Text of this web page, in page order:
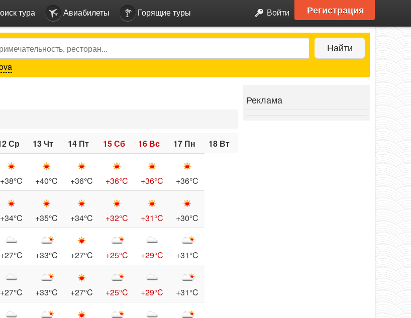
тура Авиабилеты Горящие туры Войти Регистрация
Найти
Ср 13 Чт 14 Пт 15 Сб 16 Вс 17 Пн
18 Вт
+38°C +40°C +36°C +36°C +36°C
+36°C
+34°C +35°C +34°C +32°C +31°C
+30°C
+27°C +33°C +27°C +25°C +29°C
+31°C
+27°C +33°C +27°C +25°C +29°C
+31°C
Реклама